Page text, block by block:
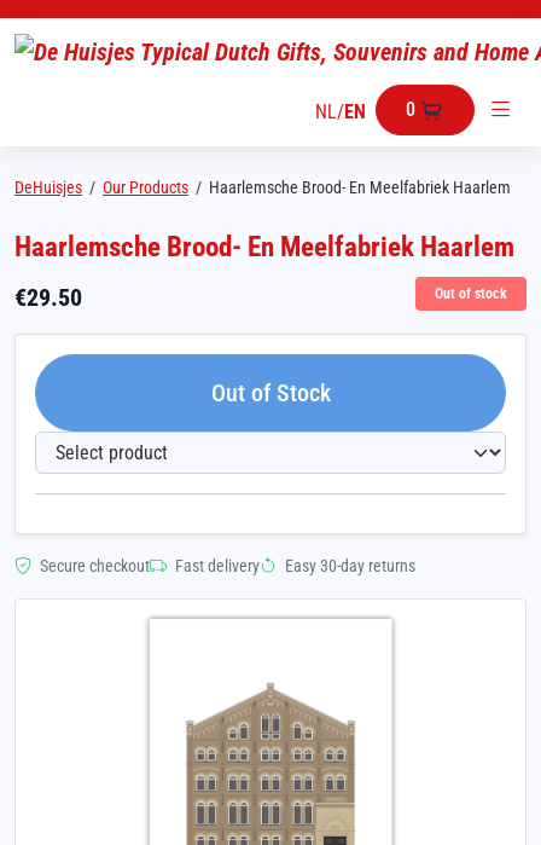
NL/EN 0
DeHuisjes / Our Products / Haarlemsche Brood- En Meelfabriek Haarlem
Haarlemsche Brood- En Meelfabriek Haarlem
€29.50 Out of stock
Out of Stock
Secure checkout Fast delivery Easy 30-day returns